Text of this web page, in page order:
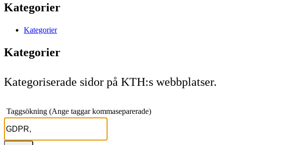
Kategorier
Kategorier
Kategorier
Kategoriserade sidor på KTH:s webbplatser.
Taggsökning (Ange taggar kommaseparerade)